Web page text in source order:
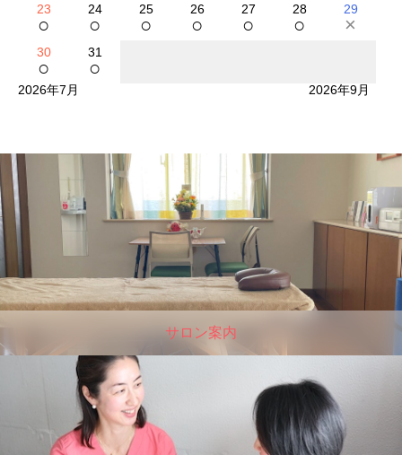
23
○
24
○
25
○
26
○
27
○
28
○
29
×
30
○
31
○
2026年7月 2026年9月
サロン案内